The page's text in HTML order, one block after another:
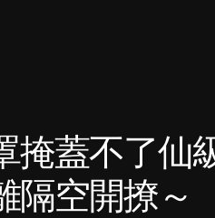
掩蓋不了
隔空開撩～